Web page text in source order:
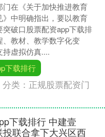
门在《关于加快推进教育
》中明确指出，要以教育
突破口股票配资app下载排
、教材、教学数字化变
虚拟仿真....
下载排行
分类： 正规股票配资门
下载排行 中建壹
投联合拿下大兴区西